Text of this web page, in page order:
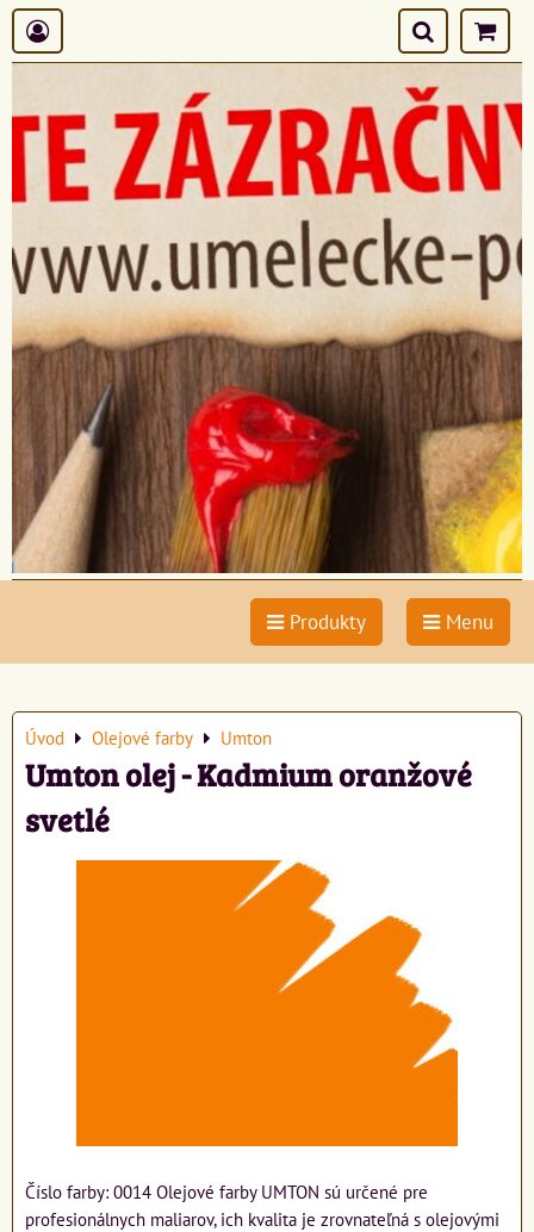
Produkty Menu
Úvod Olejové farby Umton
Umton olej - Kadmium oranžové
svetlé
Číslo farby: 0014 Olejové farby UMTON sú určené pre
profesionálnych maliarov, ich kvalita je zrovnateľná s olejovými